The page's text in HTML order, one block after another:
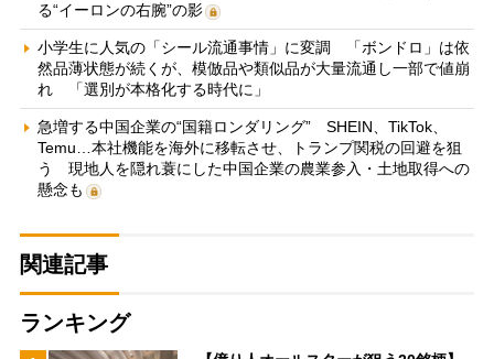
る“イーロンの右腕”の影
小学生に人気の「シール流通事情」に変調 「ボンドロ」は依
然品薄状態が続くが、模倣品や類似品が大量流通し一部で値崩
れ 「選別が本格化する時代に」
急増する中国企業の“国籍ロンダリング” SHEIN、TikTok、
Temu…本社機能を海外に移転させ、トランプ関税の回避を狙
う 現地人を隠れ蓑にした中国企業の農業参入・土地取得への
懸念も
関連記事
ランキング